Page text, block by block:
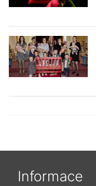
Informace